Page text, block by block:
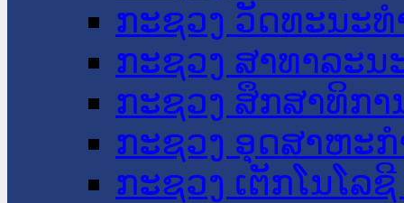
ກະຊວງ ວັດທະນະ
ກະຊວງ ສາທາລະນ
ກະຊວງ ສຶກສາທິກາ
ກະຊວງ ອຸດສາຫະ
ກະຊວງ ເຕັກໂນໂລ